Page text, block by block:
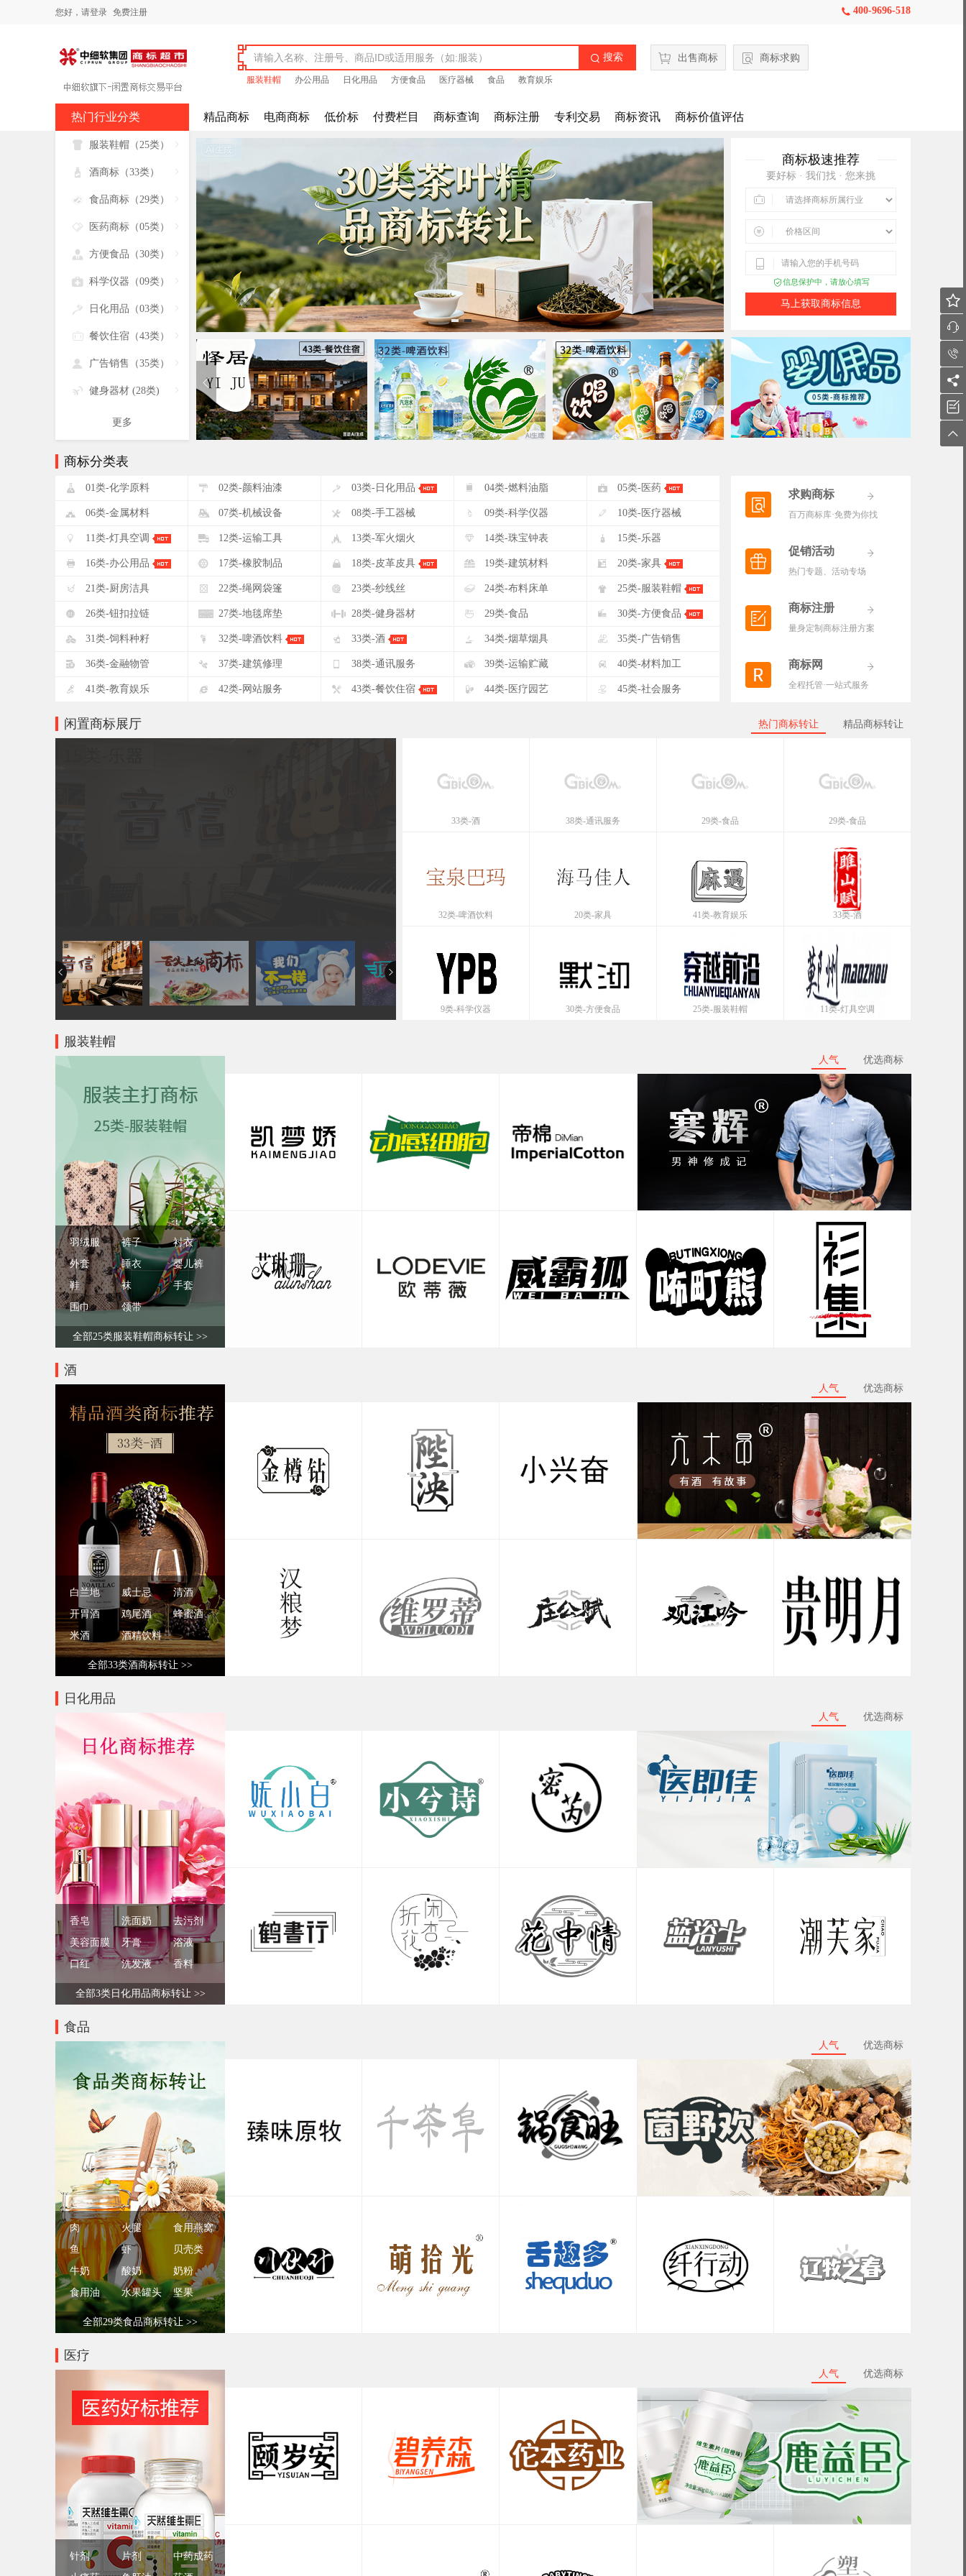
您好， 请登录 免费注册  400-9696-518
 搜索
服装鞋帽 办公用品 日化用品 方便食品 医疗器械 食品 教育娱乐
出售商标 商标求购
热门行业分类 精品商标 电商商标 低价标 付费栏目 商标查询 商标注册 专利交易 商标资讯 商标价值评估

 服装鞋帽（25类）

 酒商标（33类）

 食品商标（29类）

 医药商标（05类）

 方便食品（30类）

 科学仪器（09类）

 日化用品（03类）

 餐饮住宿（43类）

 广告销售（35类）

 健身器材 (28类)
更多
商标极速推荐
要好标 · 我们找 · 您来挑



信息保护中，请放心填写
马上获取商标信息
商标分类表
! 01类-化学原料 " 02类-颜料油漆 # 03类-日化用品 $ 04类-燃料油脂 % 05类-医药
& 06类-金属材料 ' 07类-机械设备 ( 08类-手工器械 ) 09类-科学仪器 * 10类-医疗器械
+ 11类-灯具空调 , 12类-运输工具 - 13类-军火烟火 . 14类-珠宝钟表 / 15类-乐器
0 16类-办公用品 1 17类-橡胶制品 2 18类-皮革皮具 3 19类-建筑材料 4 20类-家具
5 21类-厨房洁具 6 22类-绳网袋篷 7 23类-纱线丝 8 24类-布料床单 9 25类-服装鞋帽
: 26类-钮扣拉链 ; 27类-地毯席垫 < 28类-健身器材 = 29类-食品 > 30类-方便食品
? 31类-饲料种籽 @ 32类-啤酒饮料 A 33类-酒 B 34类-烟草烟具 C 35类-广告销售
D 36类-金融物管 E 37类-建筑修理 F 38类-通讯服务 G 39类-运输贮藏 H 40类-材料加工
I 41类-教育娱乐 J 42类-网站服务 K 43类-餐饮住宿 L 44类-医疗园艺 M 45类-社会服务
求购商标
百万商标库·免费为你找
促销活动
热门专题、活动专场
商标注册
量身定制商标注册方案
商标网
全程托管·一站式服务
热门商标转让 精品商标转让
33类-酒 38类-通讯服务 29类-食品 29类-食品
32类-啤酒饮料 20类-家具 41类-教育娱乐 33类-酒
9类-科学仪器 30类-方便食品 25类-服装鞋帽 11类-灯具空调
闲置商标展厅
人气 优选商标
服装鞋帽
羽绒服 裤子
衬衣
外套
睡衣
婴儿裤
鞋
袜
手套
围巾
领带
全部25类服装鞋帽商标转让 >>
人气 优选商标
酒
白兰地 威士忌
清酒
开胃酒
鸡尾酒
蜂蜜酒
米酒
酒精饮料
全部33类酒商标转让 >>
人气 优选商标
日化用品
香皂 洗面奶
去污剂
美容面膜
牙膏
浴液
口红
洗发液 香料
全部3类日化用品商标转让 >>
人气 优选商标
食品
肉 火腿
食用燕窝
鱼
虾
贝壳类
牛奶
酸奶
奶粉
食用油
水果罐头 坚果
全部29类食品商标转让 >>
人气 优选商标
医疗
针剂 片剂
中药成药





